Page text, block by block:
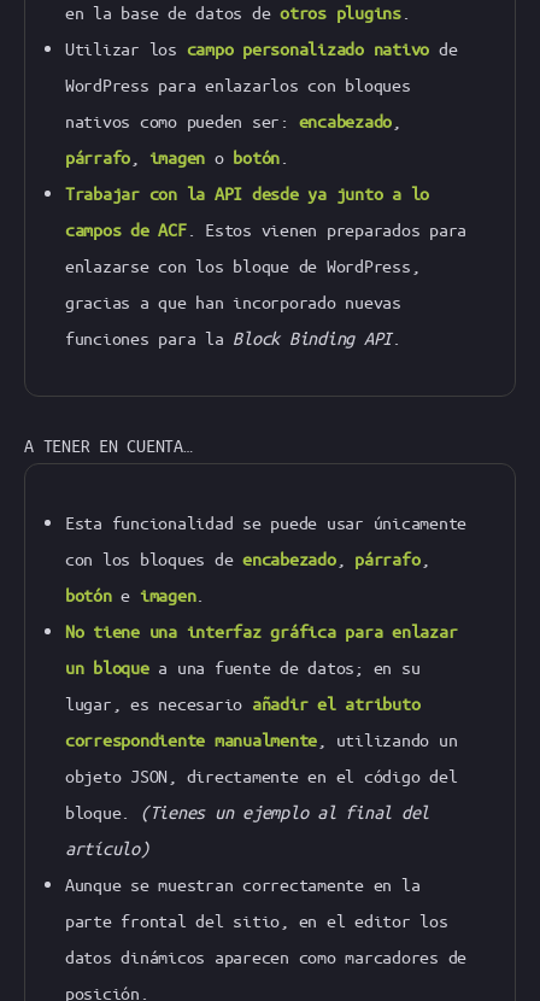
en la base de datos deotros plugins.
Utilizar los campo personalizado nativo de
WordPress para enlazarlos con bloques
nativos como pueden ser: encabezado
párrafo
imagen o botón
Trabajar con la API desde ya junto a lo
campos de ACF. Estos vienen preparados para
enlazarse con los bloque de WordPress,
gracias a que han incorporado nuevas
funciones para la Block Binding API.
A TENER EN CUENTA…
Esta funcionalidad se puede usar únicamente
con los bloques deencabezado, párrafo,
botóne imagen.
No tiene una interfaz gráfica para enlazar
un bloquea una fuente de datos; en su
lugar, es necesario añadir el atributo
correspondiente manualmente , utilizando un
objeto JSON, directamente en el código del
bloque.
(Tienes un ejemplo al final del
artículo)
Aunque se muestran correctamente en la
parte frontal del sitio, en el editor los
datos dinámicos aparecen como marcadores de
posición.